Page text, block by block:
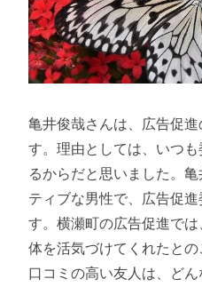
亀井俊哉さんは、広告促
す。理由としては、いつ
るからだと思いました。
ティブな男性で、広告促
す。横瀬町の広告促進で
体を活気づけてくれたと
口コミの高い友人は、ど